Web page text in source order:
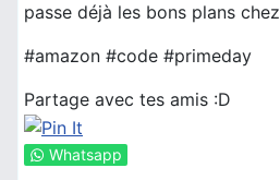
passe déjà les bons plans chez
#amazon #code #primeday
Partage avec tes amis :D
Whatsapp